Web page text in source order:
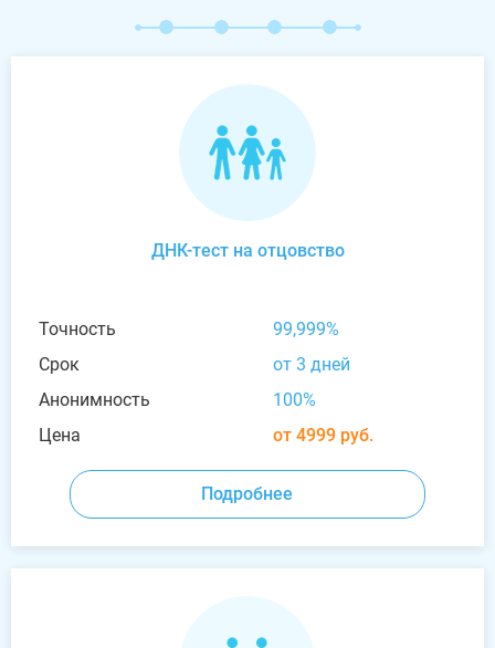
ДНК-тест на отцовство
Точность
99,999%
Срок
от 3 дней
Анонимность
100%
Цена
от 4999 руб.
Подробнее